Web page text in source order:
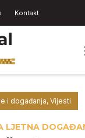
Kontakt
i događanja, Vijesti
LJETNA